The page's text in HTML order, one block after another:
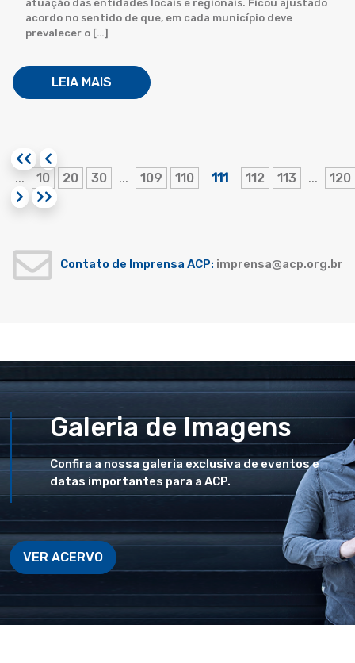
atuação das entidades locais e regionais. Ficou ajustado
acordo no sentido de que, em cada município deve
prevalecer o […]
LEIA MAIS
... 10 20 30 ... 109 110 111 112 113 ... 120
Contato de Imprensa ACP: imprensa@acp.org.br
Galeria de Imagens
Confira a nossa galeria exclusiva de eventos e
datas importantes para a ACP.
VER ACERVO